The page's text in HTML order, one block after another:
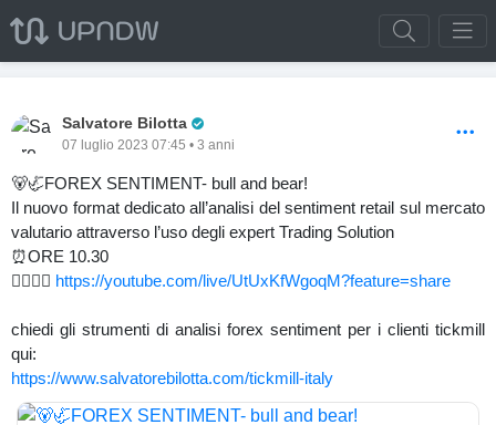
Salvatore Bilotta
07 luglio 2023 07:45 • 3 anni
🐻🦏FOREX SENTIMENT- bull and bear!
Il nuovo format dedicato all’analisi del sentiment retail sul mercato
valutario attraverso l’uso degli expert Trading Solution
⏰ORE 10.30
👉🏻👉🏻 https://youtube.com/live/UtUxKfWgoqM?feature=share
chiedi gli strumenti di analisi forex sentiment per i clienti tickmill
qui:
https://www.salvatorebilotta.com/tickmill-italy